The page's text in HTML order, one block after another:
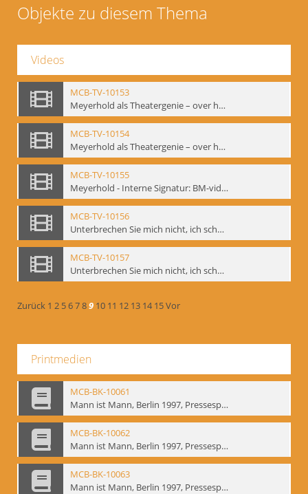
Objekte zu diesem Thema
Videos
MCB-TV-10153
Meyerhold als Theatergenie – over het mechanik van de acteursexpressie, Ausschnitt 4 - Interne Signatur: BM-vid-108_A4
MCB-TV-10154
Meyerhold als Theatergenie – over het mechanik van de acteursexpressie, Ausschnitt 5 - Interne Signatur: BM-vid-108_A5
MCB-TV-10155
Meyerhold - Interne Signatur: BM-vid-116
MCB-TV-10156
Unterbrechen Sie mich nicht, ich schweige!, Berlin 2006 - Interne Signatur: BM-vid-126
MCB-TV-10157
Unterbrechen Sie mich nicht, ich schweige!, Berlin 2006 - Interne Signatur: BM-vid-127
Zurück 1 2 56789 10 11 12 13 14 15Vor
Printmedien
MCB-BK-10061
Mann ist Mann, Berlin 1997, Pressespiegel - interne Signatur: BM-prt-262-9
MCB-BK-10062
Mann ist Mann, Berlin 1997, Pressespiegel - interne Signatur: BM-prt-262-10
MCB-BK-10063
Mann ist Mann, Berlin 1997, Pressespiegel - interne Signatur: BM-prt-262-11